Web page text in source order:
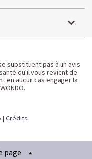
substituent pas à un avis
qu'il vous revient de
en aucun cas engager la
| Crédits
page